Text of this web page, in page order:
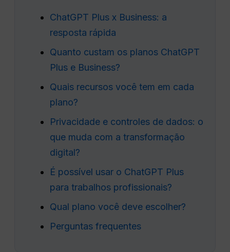
ChatGPT Plus x Business: a
resposta rápida
Quanto custam os planos ChatGPT
Plus e Business?
Quais recursos você tem em cada
plano?
Privacidade e controles de dados: o
que muda com a transformação
digital?
É possível usar o ChatGPT Plus
para trabalhos profissionais?
Qual plano você deve escolher?
Perguntas frequentes